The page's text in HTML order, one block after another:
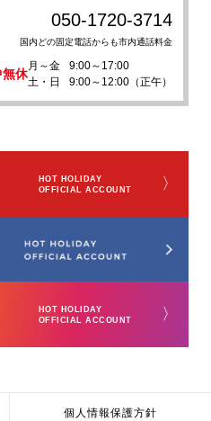
050-1720-3714
国内どの固定電話からも市内通話料金
無休
月～金
9:00～17:00
土・日
9:00～12:00（正午）
HOT HOLIDAY
OFFICIAL ACCOUNT
〉
HOT HOLIDAY
OFFICIAL ACCOUNT
〉
個人情報保護方針